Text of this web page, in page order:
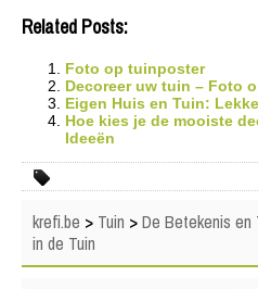
Related Posts:
Foto op tuinposter
Decoreer uw tuin – Foto
Eigen Huis en Tuin:
Hoe kies je de mooiste
Ideeën
krefi.be > Tuin >De Betekenis en
in de Tuin